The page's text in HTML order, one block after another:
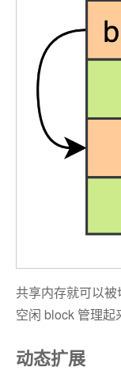
共享内存就可以被
空闲 block 管理起
动态扩展